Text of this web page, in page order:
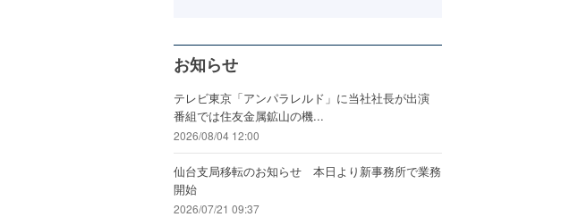
お知らせ
テレビ東京「アンパラレルド」に当社社長が出演
番組では住友金属鉱山の機...
2026/08/04 12:00
仙台支局移転のお知らせ 本日より新事務所で業務
開始
2026/07/21 09:37